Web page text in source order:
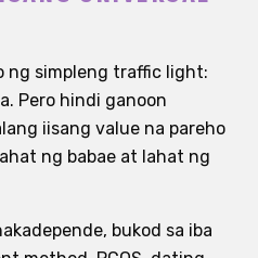
ng simpleng traffic light:
Pero hindi ganoon
iisang value na pareho
ng babae at lahat ng
bukod sa iba